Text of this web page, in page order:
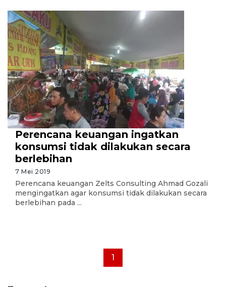
Perencana keuangan ingatkan
konsumsi tidak dilakukan secara
berlebihan
7 Mei 2019
Perencana keuangan Zelts Consulting Ahmad Gozali
mengingatkan agar konsumsi tidak dilakukan secara
berlebihan pada ...
1